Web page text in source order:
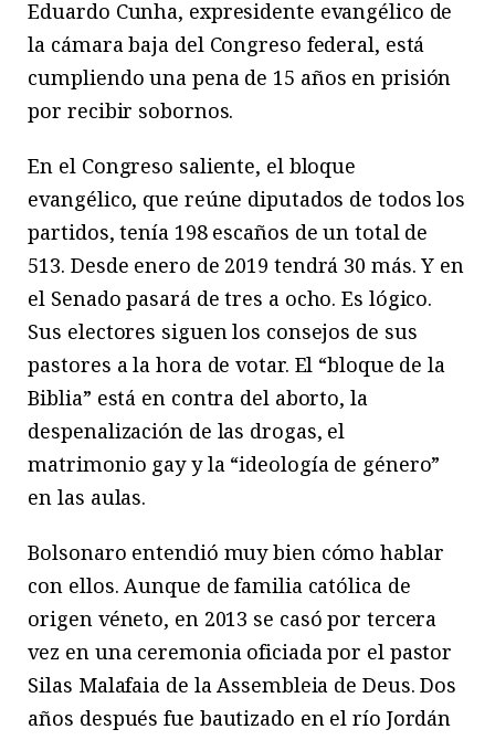
Eduardo Cunha, expresidente evangélico de
la cámara baja del Congreso federal, está
cumpliendo una pena de 15 años en prisión
por recibir sobornos.
En el Congreso saliente, el bloque
evangélico, que reúne diputados de todos los
partidos, tenía 198 escaños de un total de
513. Desde enero de 2019 tendrá 30 más. Y en
el Senado pasará de tres a ocho. Es lógico.
Sus electores siguen los consejos de sus
pastores a la hora de votar. El “bloque de la
Biblia” está en contra del aborto, la
despenalización de las drogas, el
matrimonio gay y la “ideología de género”
en las aulas.
Bolsonaro entendió muy bien cómo hablar
con ellos. Aunque de familia católica de
origen véneto, en 2013 se casó por tercera
vez en una ceremonia oficiada por el pastor
Silas Malafaia de la Assembleia de Deus. Dos
años después fue bautizado en el río Jordán